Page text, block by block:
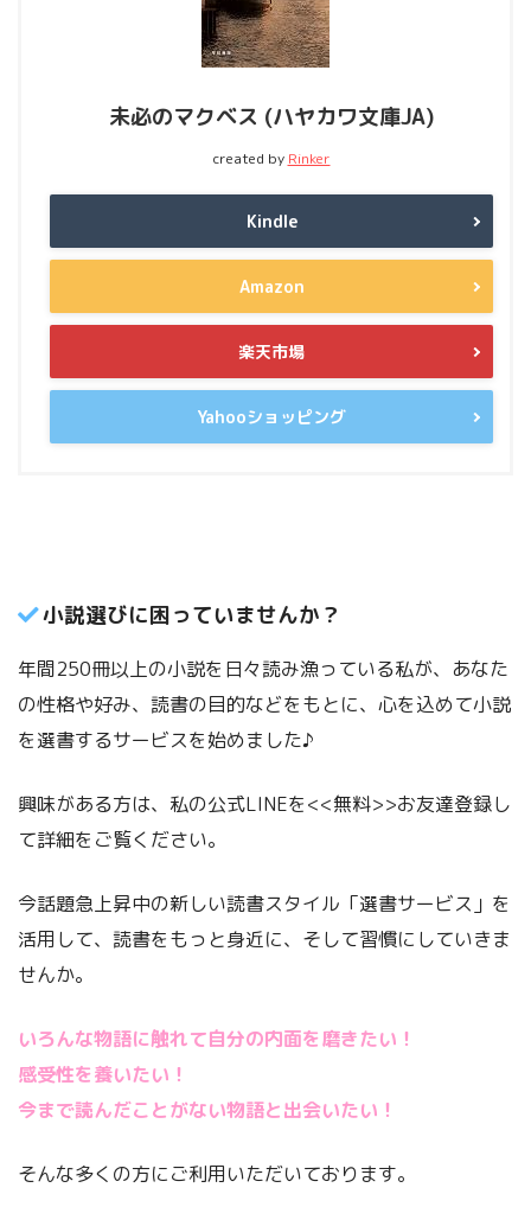
未必のマクベス (ハヤカワ文庫JA)
created by Rinker
Kindle
Amazon
楽天市場
Yahooショッピング
小説選びに困っていませんか？
年間250冊以上の小説を日々読み漁っている私が、あなた
の性格や好み、読書の目的などをもとに、心を込めて小説
を選書するサービスを始めました♪
興味がある方は、私の公式LINEを<<無料>>お友達登録し
て詳細をご覧ください。
今話題急上昇中の新しい読書スタイル「選書サービス」を
活用して、読書をもっと身近に、そして習慣にしていきま
せんか。
いろんな物語に触れて自分の内面を磨きたい！
感受性を養いたい！
今まで読んだことがない物語と出会いたい！
そんな多くの方にご利用いただいております。